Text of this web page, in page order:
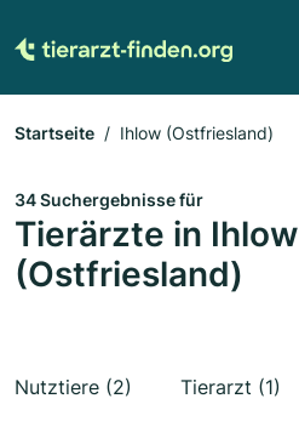
Startseite Ihlow (Ostfriesland)
34 Suchergebnisse für
Tierärzte in Ihlow
(Ostfriesland)
Nutztiere (2) Tierarzt (1)